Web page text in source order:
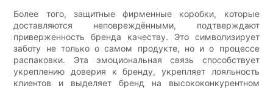
Более того, защитные фирменные коробки, которые
доставляются неповреждёнными, подтверждают
приверженность бренда качеству. Это символизирует
заботу не только о самом продукте, но и о процессе
распаковки. Эта эмоциональная связь способствует
укреплению доверия к бренду, укрепляет лояльность
клиентов и выделяет бренд на высококонкурентном